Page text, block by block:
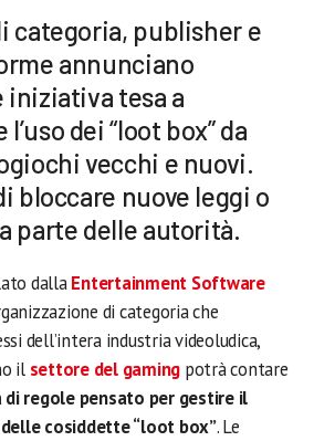
categoria, publisher e
annunciano
iniziativa tesa a
dei “loot box” da
vecchi e nuovi.
bloccare nuove leggi o
parte delle autorità.
dallaEntertainment Software
di categoria che
dell’intera industria videoludica,
il settore del gaming potrà contare
regole pensato per gestire il
cosiddette “loot box”. Le